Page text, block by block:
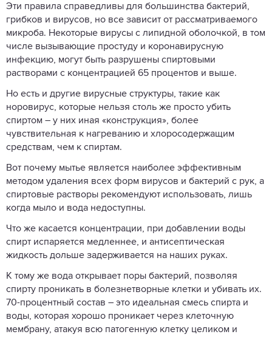
Эти правила справедливы для большинства бактерий,
грибков и вирусов, но все зависит от рассматриваемого
микроба. Некоторые вирусы с липидной оболочкой, в том
числе вызывающие простуду и коронавирусную
инфекцию, могут быть разрушены спиртовыми
растворами с концентрацией 65 процентов и выше.
Но есть и другие вирусные структуры, такие как
норовирус, которые нельзя столь же просто убить
спиртом – у них иная «конструкция», более
чувствительная к нагреванию и хлоросодержащим
средствам, чем к спиртам.
Вот почему мытье является наиболее эффективным
методом удаления всех форм вирусов и бактерий с рук, а
спиртовые растворы рекомендуют использовать, лишь
когда мыло и вода недоступны.
Что же касается концентрации, при добавлении воды
спирт испаряется медленнее, и антисептическая
жидкость дольше задерживается на наших руках.
К тому же вода открывает поры бактерий, позволяя
спирту проникать в болезнетворные клетки и убивать их.
70-процентный состав – это идеальная смесь спирта и
воды, которая хорошо проникает через клеточную
мембрану, атакуя всю патогенную клетку целиком и